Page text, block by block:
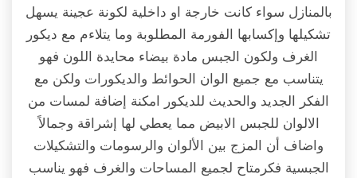
بالمنازل سواء كانت خارجة او داخلية لكونة عجينة يسهل
تشكيلها وإكسابها الفورمة المطلوبة وما يتلاءم مع ديكور
الغرف ولكون الجبس مادة بيضاء محايدة اللون فهو
يتناسب مع جميع الوان الحوائط والديكورات ولكن مع
الفكر الجديد والحديث للديكور امكنة إضافة لمسات من
الالوان للجبس الابيض مما يعطي لها إشراقة وجمالاً
واضاف أن المزج بين الألوان والرسومات والتشكيلات
الجبسية فكرمتاح لجميع المساحات والغرف فهو يناسب